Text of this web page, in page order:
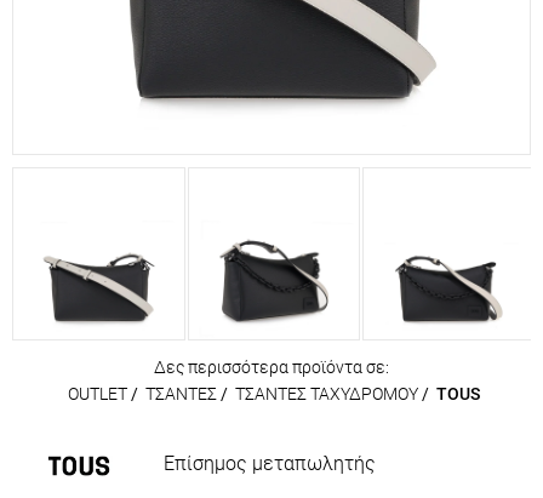
Δες περισσότερα προϊόντα σε:
OUTLET/ ΤΣΑΝΤΕΣ / ΤΣΑΝΤΕΣ ΤΑΧΥΔΡΟΜΟΥ/ TOUS
Επίσημος μεταπωλητής